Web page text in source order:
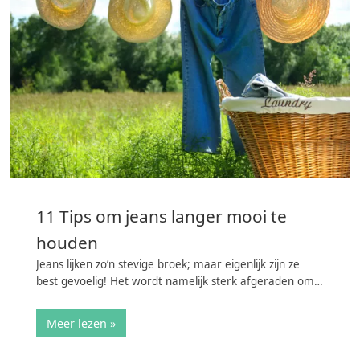
11 Tips om jeans langer mooi te
houden
Jeans lijken zo’n stevige broek; maar eigenlijk zijn ze
best gevoelig! Het wordt namelijk sterk afgeraden om
Meer lezen »